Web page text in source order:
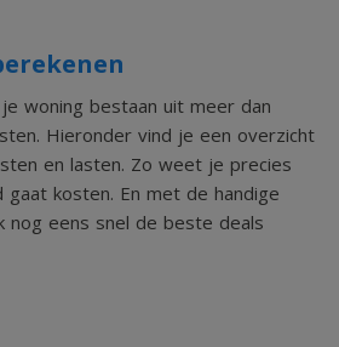
woning bestaan uit meer dan
Hieronder vind je een overzicht
en lasten. Zo weet je precies
kosten. En met de handige
nog eens snel de beste deals